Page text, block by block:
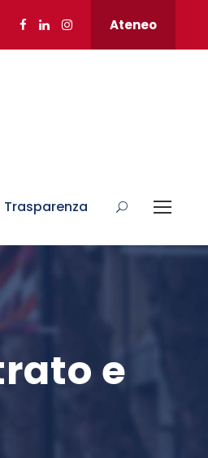
Ateneo
Trasparenza
e